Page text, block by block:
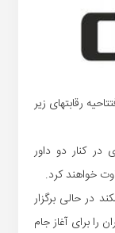
رقابتهای زیر
در کنار دو داور
خواهند کرد.
در حالی برگزار
را برای آغاز جام